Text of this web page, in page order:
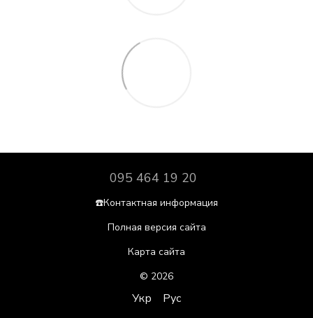
095 464 19 20
☎️Контактная информация
Полная версия сайта
Карта сайта
© 2026
Укр Рус